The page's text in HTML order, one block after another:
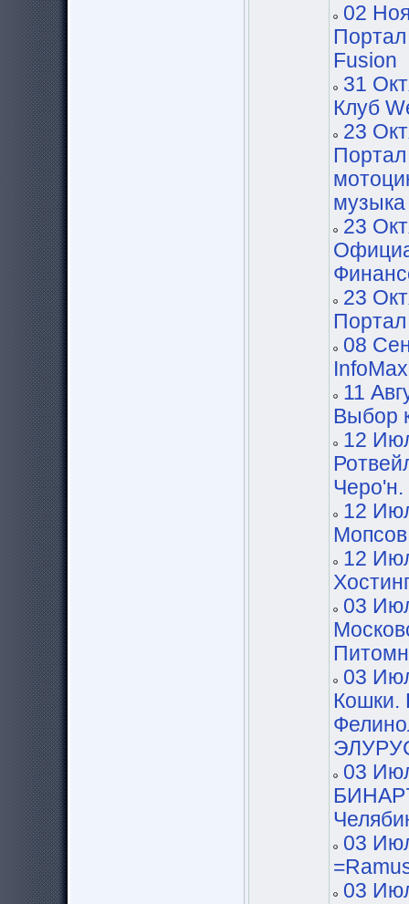
02
Fusion
31
Клуб
23
музыка
23
23
Портал
08
11
Выбор
12
Черо'н.
12
Мопсов
12
03
03
Кошки.
03
03
03